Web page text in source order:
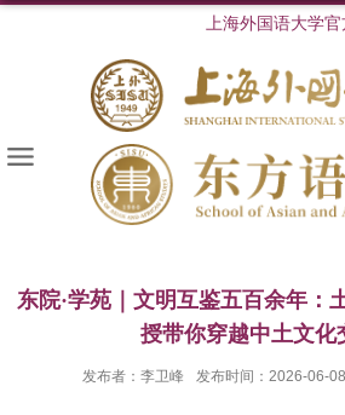
上海外国语大学
东院·学苑｜文明互鉴五百余年：
授带你穿越中土文化
发布者：李卫峰 发布时间：2026-06-08